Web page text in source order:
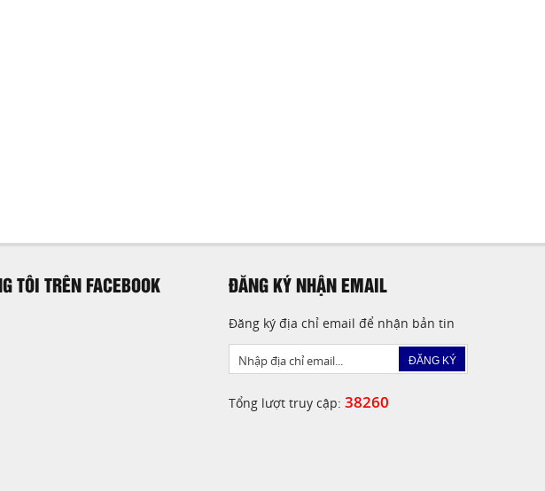
TÔI TRÊN FACEBOOK ĐĂNG KÝ NHẬN EMAIL
Đăng ký địa chỉ email để nhận bản tin
ĐĂNG KÝ
Tổng lượt truy cập: 38260